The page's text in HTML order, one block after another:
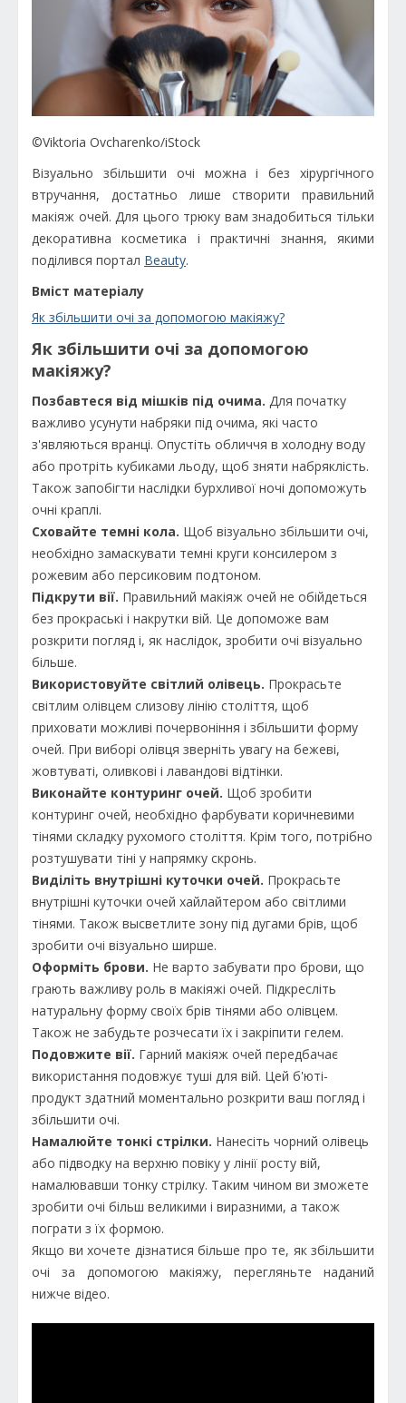
©Viktoria Ovcharenko/iStock
Візуально збільшити очі можна і без хірургічного
втручання, достатньо лише створити правильний
макіяж очей. Для цього трюку вам знадобиться тільки
декоративна косметика і практичні знання, якими
поділився портал Beauty.
Вміст матеріалу
Як збільшити очі за допомогою макіяжу?
Як збільшити очі за допомогою
макіяжу?
Позбавтеся від мішків під очима. Для початку
важливо усунути набряки під очима, які часто
з'являються вранці. Опустіть обличчя в холодну воду
або протріть кубиками льоду, щоб зняти набряклість.
Також запобігти наслідки бурхливої ночі допоможуть
очні краплі.
Сховайте темні кола. Щоб візуально збільшити очі,
необхідно замаскувати темні круги консилером з
рожевим або персиковим подтоном.
Підкрути вії. Правильний макіяж очей не обійдеться
без прокраські і накрутки вій. Це допоможе вам
розкрити погляд і, як наслідок, зробити очі візуально
більше.
Використовуйте світлий олівець. Прокрасьте
світлим олівцем слизову лінію століття, щоб
приховати можливі почервоніння і збільшити форму
очей. При виборі олівця зверніть увагу на бежеві,
жовтуваті, оливкові і лавандові відтінки.
Виконайте контуринг очей. Щоб зробити
контуринг очей, необхідно фарбувати коричневими
тінями складку рухомого століття. Крім того, потрібно
розтушувати тіні у напрямку скронь.
Виділіть внутрішні куточки очей. Прокрасьте
внутрішні куточки очей хайлайтером або світлими
тінями. Також высветлите зону під дугами брів, щоб
зробити очі візуально ширше.
Оформіть брови. Не варто забувати про брови, що
грають важливу роль в макіяжі очей. Підкресліть
натуральну форму своїх брів тінями або олівцем.
Також не забудьте розчесати їх і закріпити гелем.
Подовжите вії. Гарний макіяж очей передбачає
використання подовжує туші для вій. Цей б'юті-
продукт здатний моментально розкрити ваш погляд і
збільшити очі.
Намалюйте тонкі стрілки. Нанесіть чорний олівець
або підводку на верхню повіку у лінії росту вій,
намалювавши тонку стрілку. Таким чином ви зможете
зробити очі більш великими і виразними, а також
пограти з їх формою.
Якщо ви хочете дізнатися більше про те, як збільшити
очі за допомогою макіяжу, перегляньте наданий
нижче відео.